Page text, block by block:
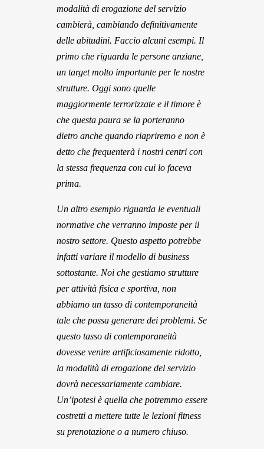
modalità di erogazione del servizio
cambierà, cambiando definitivamente
delle abitudini. Faccio alcuni esempi. Il
primo che riguarda le persone anziane,
un target molto importante per le nostre
strutture. Oggi sono quelle
maggiormente terrorizzate e il timore è
che questa paura se la porteranno
dietro anche quando riapriremo e non è
detto che frequenterà i nostri centri con
la stessa frequenza con cui lo faceva
prima.
Un altro esempio riguarda le eventuali
normative che verranno imposte per il
nostro settore. Questo aspetto potrebbe
infatti variare il modello di business
sottostante. Noi che gestiamo strutture
per attività fisica e sportiva, non
abbiamo un tasso di contemporaneità
tale che possa generare dei problemi. Se
questo tasso di contemporaneità
dovesse venire artificiosamente ridotto,
la modalità di erogazione del servizio
dovrà necessariamente cambiare.
Un’ipotesi è quella che potremmo essere
costretti a mettere tutte le lezioni fitness
su prenotazione o a numero chiuso.